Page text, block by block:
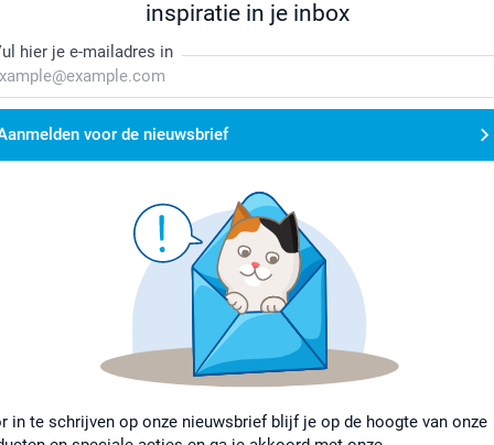
inspiratie in je inbox
hier je e-mailadres in
voor de nieuwsbrief
in te schrijven op onze nieuwsbrief blijf je op de hoogte van onze